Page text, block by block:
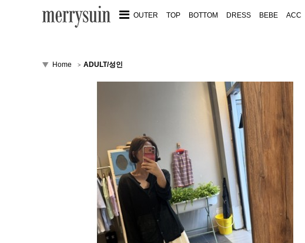
ACC
BEBE
DRESS
BOTTOM
TOP
OUTER
Home ADULT/성인